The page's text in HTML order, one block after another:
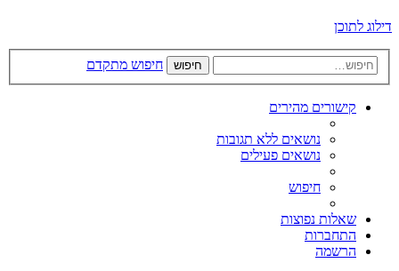
דילוג לתוכן
חיפוש חיפוש מתקדם
קישורים מהירים
נושאים ללא תגובות
נושאים פעילים
חיפוש
שאלות נפוצות
התחברות
הרשמה